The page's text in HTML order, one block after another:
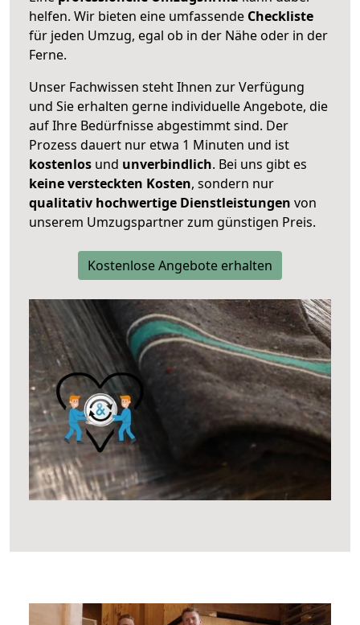
helfen. Wir bieten eine umfassende Checkliste
für jeden Umzug, egal ob in der Nähe oder in der
Ferne.
Unser Fachwissen steht Ihnen zur Verfügung
und Sie erhalten gerne individuelle Angebote, die
auf Ihre Bedürfnisse abgestimmt sind. Der
Prozess dauert nur etwa 1 Minuten und ist
kostenlos und unverbindlich. Bei uns gibt es
keine versteckten Kosten, sondern nur
qualitativ hochwertige Dienstleistungen von
unserem Umzugspartner zum günstigen Preis.
Kostenlose Angebote erhalten